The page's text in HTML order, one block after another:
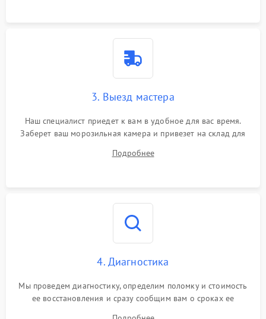
3. Выезд мастера
Наш специалист приедет к вам в удобное для вас время.
Заберет ваш морозильная камера и привезет на склад для
Подробнее
4. Диагностика
Мы проведем диагностику, определим поломку и стоимость
ее восстановления и сразу сообщим вам о сроках ее